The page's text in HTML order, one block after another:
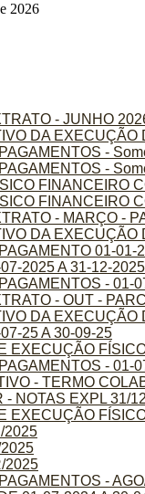
2026
- JUNHO
DA
-
-
FINANCEIRO
FINANCEIRO
- MARÇO -
DA
01-01-
2025 A 31-12-2025
- 01-
- OUT -
DA
25 A 30-09-25
EXECUÇÃO
- 01-
- TERMO
- NOTAS EXPL 31/
EXECUÇÃO
2025
2025
-